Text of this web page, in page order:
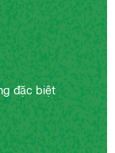
đặc biệt